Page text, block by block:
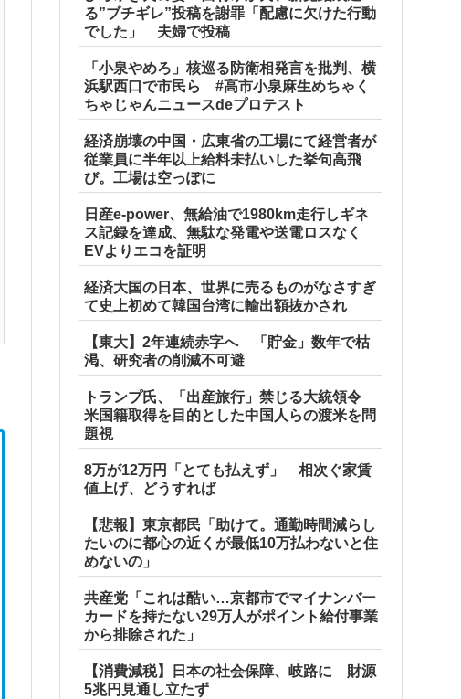
る”ブチギレ”投稿を謝罪「配慮に欠けた行動
でした」 夫婦で投稿
「小泉やめろ」核巡る防衛相発言を批判、横
浜駅西口で市民ら #高市小泉麻生めちゃく
ちゃじゃんニュースdeプロテスト
経済崩壊の中国・広東省の工場にて経営者が
従業員に半年以上給料未払いした挙句高飛
び。工場は空っぽに
日産e-power、無給油で1980km走行しギネ
ス記録を達成、無駄な発電や送電ロスなく
EVよりエコを証明
経済大国の日本、世界に売るものがなさすぎ
て史上初めて韓国台湾に輸出額抜かされ
【東大】2年連続赤字へ 「貯金」数年で枯
渇、研究者の削減不可避
トランプ氏、「出産旅行」禁じる大統領令
米国籍取得を目的とした中国人らの渡米を問
題視
8万が12万円「とても払えず」 相次ぐ家賃
値上げ、どうすれば
【悲報】東京都民「助けて。通勤時間減らし
たいのに都心の近くが最低10万払わないと住
めないの」
共産党「これは酷い…京都市でマイナンバー
カードを持たない29万人がポイント給付事業
から排除された」
【消費減税】日本の社会保障、岐路に 財源
5兆円見通し立たず